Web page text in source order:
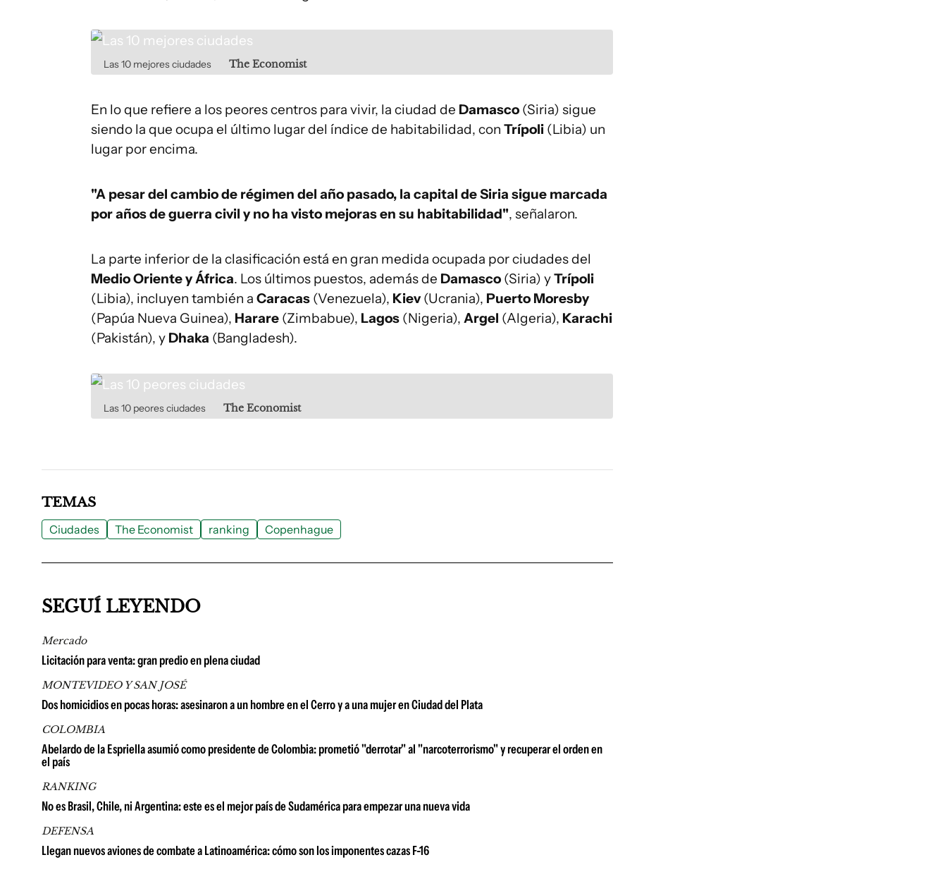
Las 10 mejores ciudades The Economist
En lo que refiere a los peores centros para vivir, la ciudad de Damasco (Siria) sigue
siendo la que ocupa el último lugar del índice de habitabilidad, con Trípoli (Libia) un
lugar por encima.
"A pesar del cambio de régimen del año pasado, la capital de Siria sigue marcada
por años de guerra civil y no ha visto mejoras en su habitabilidad", señalaron.
La parte inferior de la clasificación está en gran medida ocupada por ciudades del
Medio Oriente y África. Los últimos puestos, además de Damasco (Siria) yTrípoli
(Libia), incluyen también a Caracas (Venezuela), Kiev(Ucrania), Puerto Moresby
(Papúa Nueva Guinea), Harare (Zimbabue), Lagos (Nigeria), Argel (Algeria), Karachi
(Pakistán), y Dhaka (Bangladesh).
Las 10 peores ciudades The Economist
TEMAS
Ciudades The Economist ranking Copenhague
SEGUÍ LEYENDO
Mercado
Licitación para venta: gran predio en plena ciudad
MONTEVIDEO Y SAN JOSÉ
Dos homicidios en pocas horas: asesinaron a un hombre en el Cerro y a una mujer en Ciudad del Plata
COLOMBIA
Abelardo de la Espriella asumió como presidente de Colombia: prometió "derrotar" al "narcoterrorismo" y recuperar el orden en
el país
RANKING
No es Brasil, Chile, ni Argentina: este es el mejor país de Sudamérica para empezar una nueva vida
DEFENSA
Llegan nuevos aviones de combate a Latinoamérica: cómo son los imponentes cazas F-16